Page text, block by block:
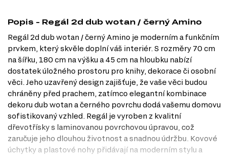
Popis - Regál 2d dub wotan / černý Amino
Regál 2d dub wotan / černý Amino je moderním a funkčním
prvkem, který skvěle doplní váš interiér. S rozměry 70 cm
na šířku, 180 cm na výšku a 45 cm na hloubku nabízí
dostatek úložného prostoru pro knihy, dekorace či osobní
věci. Jeho uzavřený design zajišťuje, že vaše věci budou
chráněny před prachem, zatímco elegantní kombinace
dekoru dub wotan a černého povrchu dodá vašemu domovu
sofistikovaný vzhled. Regál je vyroben z kvalitní
dřevotřísky s laminovanou povrchovou úpravou, což
zaručuje jeho dlouhou životnost a snadnou údržbu. Kovové
úchytky a plastové nohy přidávají na moderním stylu a